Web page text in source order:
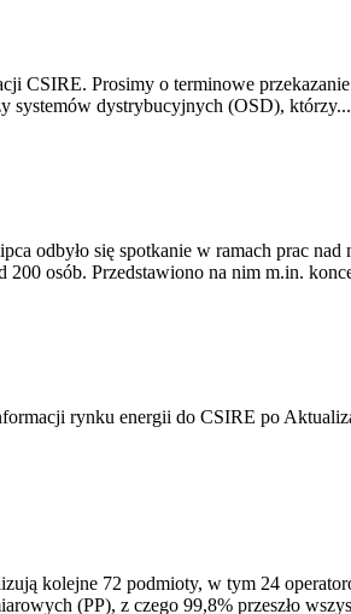
CSIRE. Prosimy o terminowe
systemów dystrybucyjnych (OSD), którzy...
odbyło się spotkanie w ramach prac nad
osób. Przedstawiono na nim m.in.
rynku energii do CSIRE po
kolejne 72 podmioty, w tym 24
(PP), z czego 99,8% przeszło